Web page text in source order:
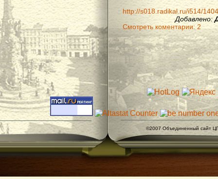
http://s018.radikal.ru/i514/
Добавлено:
Смотреть коментарии: 2
©2007 Объединенный сайт